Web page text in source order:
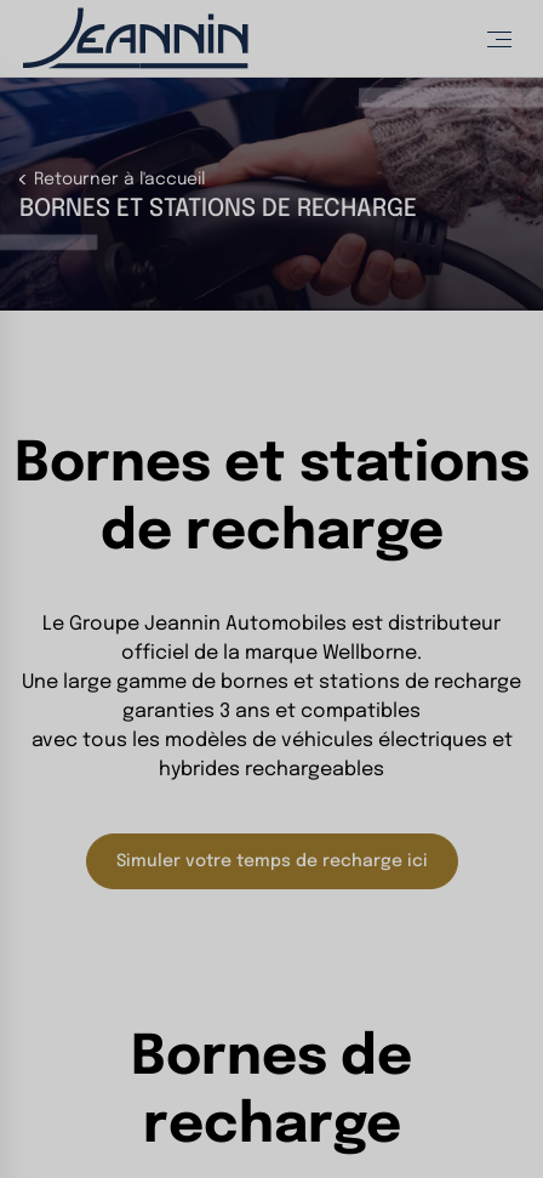
Retourner à l'accueil
BORNES ET STATIONS DE RECHARGE
Bornes et stations
de recharge
Le Groupe Jeannin Automobiles est distributeur
officiel de la marque Wellborne.
Une large gamme de bornes et stations de recharge
garanties 3 ans et compatibles
avec tous les modèles de véhicules électriques et
hybrides rechargeables
Simuler votre temps de recharge ici
Bornes de
recharge